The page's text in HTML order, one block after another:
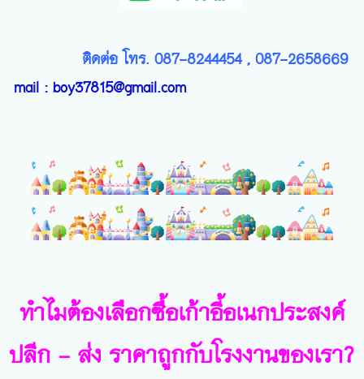
ติดต่อ โทร. 087-8244454 , 087-2658669
mail :boy37815@gmail.com
ทำไมต้องเลือกซื้อเก้าอี้อเนกประสงค์
ปลีก - ส่ง ราคาถูกกับโรงงานของเรา?